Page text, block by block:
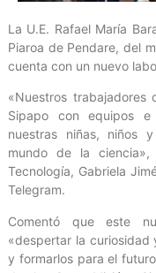
La U.E. Rafael María
Piaroa de Pendare, del
cuenta con un nuevo
«Nuestros
Sipapo con equipos e
nuestras niñas, niños
mundo de la
Tecnología, Gabriela
Telegram.
Comentó que este
«despertar la curiosidad
y formarlos para el